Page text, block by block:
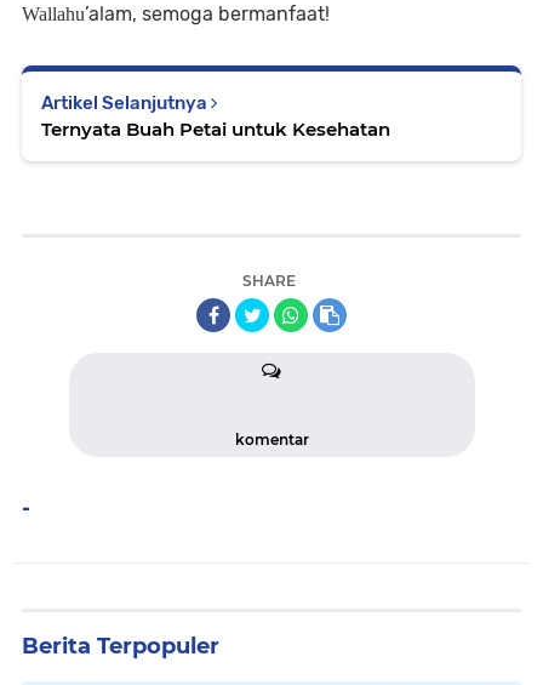
Wallahu’alam, semoga bermanfaat!
Artikel Selanjutnya
Ternyata Buah Petai untuk Kesehatan
SHARE
komentar
-
Berita Terpopuler